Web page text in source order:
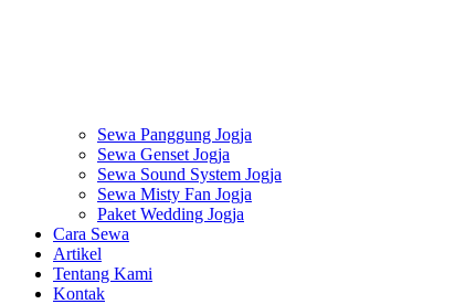
Sewa Panggung Jogja
Sewa Genset Jogja
Sewa Sound System Jogja
Sewa Misty Fan Jogja
Paket Wedding Jogja
Cara Sewa
Artikel
Tentang Kami
Kontak